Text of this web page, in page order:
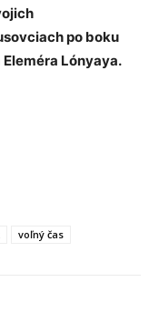
po boku
Lónyaya.
voľný čas